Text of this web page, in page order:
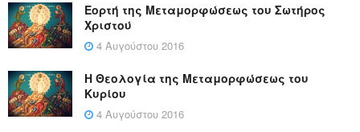
Εορτή της Μεταμορφώσεως του Σωτήρος
Χριστού
4 Αυγούστου 2016
Η Θεολογία της Μεταμορφώσεως του
Κυρίου
4 Αυγούστου 2016